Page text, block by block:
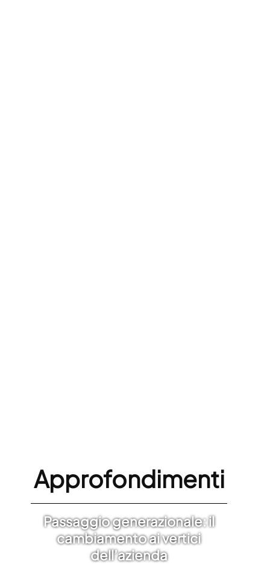
Approfondimenti
Passaggio generazionale: il
cambiamento ai vertici
dell’azienda